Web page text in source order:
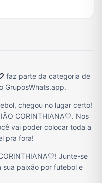
faz parte da categoria de
GruposWhats.app.
chegou no lugar certo!
CORINTHIANA🤍. Nos
vai poder colocar toda a
pra fora!
Junte-se
sua paixão por futebol e